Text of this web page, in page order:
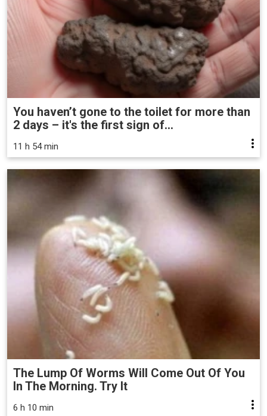
You haven’t gone to the toilet for more than
2 days – it's the first sign of...
11 h 54 min
The Lump Of Worms Will Come Out Of You
In The Morning. Try It
6 h 10 min